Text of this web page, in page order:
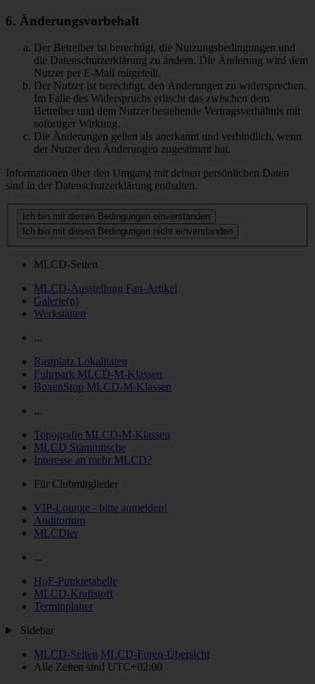
6. Änderungsvorbehalt
Der Betreiber ist berechtigt, die Nutzungsbedingungen und
die Datenschutzerklärung zu ändern. Die Änderung wird dem
Nutzer per E-Mail mitgeteilt.
Der Nutzer ist berechtigt, den Änderungen zu widersprechen.
Im Falle des Widerspruchs erlischt das zwischen dem
Betreiber und dem Nutzer bestehende Vertragsverhältnis mit
sofortiger Wirkung.
Die Änderungen gelten als anerkannt und verbindlich, wenn
der Nutzer den Änderungen zugestimmt hat.
Informationen über den Umgang mit deinen persönlichen Daten
sind in der Datenschutzerklärung enthalten.
MLCD-Seiten
MLCD-Ausstellung Fan-Artikel
Galerie(n)
Werkstätten
...
Rastplatz Lokalitäten
Fuhrpark MLCD-M-Klassen
BoxenStop MLCD-M-Klassen
...
Topografie MLCD-M-Klassen
MLCD Stammtische
Interesse an mehr MLCD?
Für Clubmitglieder
VIP-Lounge - bitte anmelden!
Auditorium
MLCDler
...
HoF-Punktetabelle
MLCD-Kraftstoff
Terminplaner
Sidebar
MLCD-Seiten MLCD-Foren-Übersicht
Alle Zeiten sind UTC+02:00